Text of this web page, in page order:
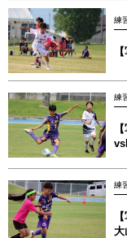
練
練
練
大